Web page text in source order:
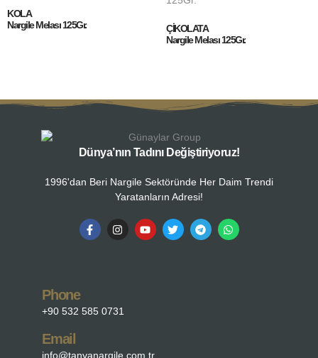
KOLA
Nargile Melası 125Gr.
ÇİKOLATA
Nargile Melası 125Gr.
Dünya’nın Tadını Değiştiriyoruz!
1996'dan Beri Nargile Sektöründe Her Daim Trendi
Yaratanların Adresi!
Phone
+90 532 585 0731
Email
info@tanyanargile.com.tr